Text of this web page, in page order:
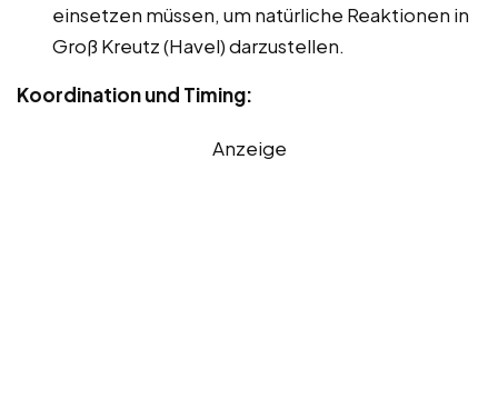
einsetzen müssen, um natürliche Reaktionen in
Groß Kreutz (Havel) darzustellen.
Koordination und Timing:
Anzeige